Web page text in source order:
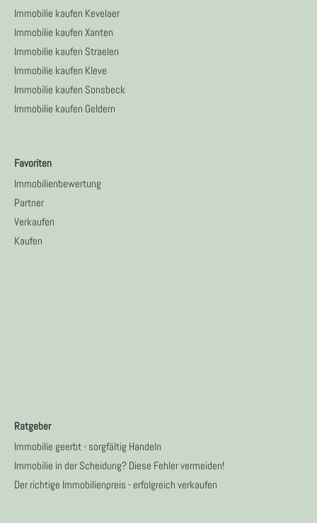
Immobilie kaufen Kevelaer
Immobilie kaufen Xanten
Immobilie kaufen Straelen
Immobilie kaufen Kleve
Immobilie kaufen Sonsbeck
Immobilie kaufen Geldern
Favoriten
Immobilienbewertung
Partner
Verkaufen
Kaufen
Ratgeber
Immobilie geerbt - sorgfältig Handeln
Immobilie in der Scheidung? Diese Fehler vermeiden!
Der richtige Immobilienpreis - erfolgreich verkaufen